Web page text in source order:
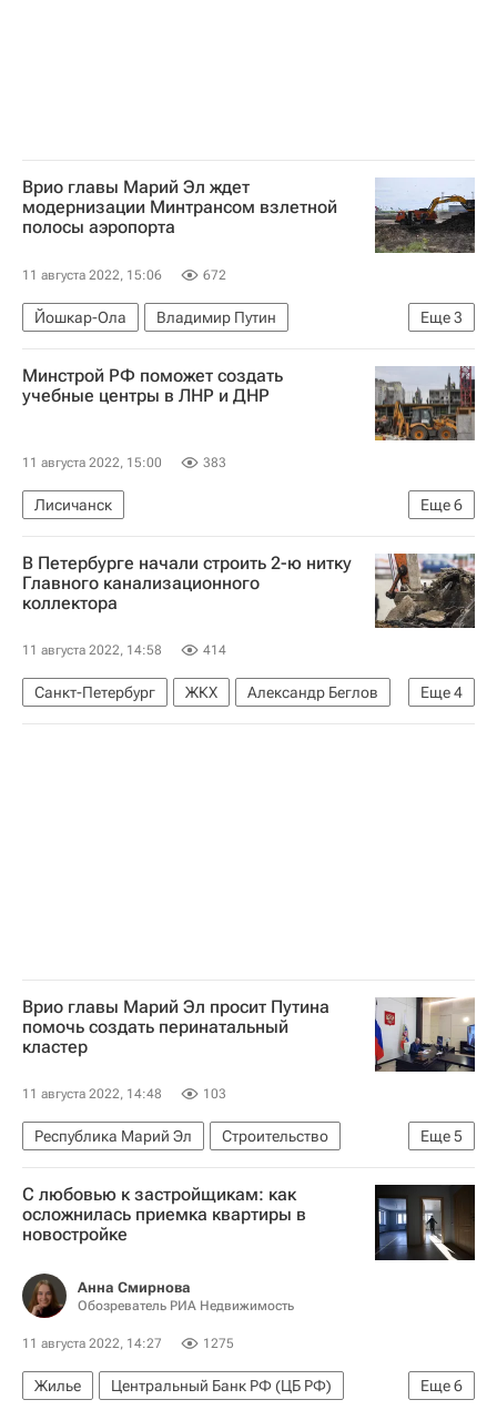
Врио главы Марий Эл ждет
модернизации Минтрансом взлетной
полосы аэропорта
11 августа 2022, 15:06 672
Еще3
Йошкар-Ола
Владимир Путин
Республика Марий Эл
Аэропорты
Министерство транспорта РФ (Минтранс России)
Минстрой РФ поможет создать
учебные центры в ЛНР и ДНР
11 августа 2022, 15:00 383
Еще6
Лисичанск
Министерство строительства и жилищно-коммунального хозяйства РФ (Минстрой России)
Роскапстрой
ЛНР ДНР
Строительство
Строители
В Петербурге начали строить 2-ю нитку
Главного канализационного
коллектора
11 августа 2022, 14:58 414
Еще4
Санкт-Петербург ЖКХ
Александр Беглов
Сергей Степашин
Россия
Врио главы Марий Эл просит Путина
помочь создать перинатальный
кластер
11 августа 2022, 14:48 103
Еще5
Республика Марий Эл
Строительство
Инфраструктура
Социальная инфраструктура
Владимир Путин
Медучреждения
Юрий Зайцев
С любовью к застройщикам: как
осложнилась приемка квартиры в
новостройке
Анна Смирнова
Обозреватель РИА Недвижимость
11 августа 2022, 14:27 1275
Еще6
Жилье Центральный Банк РФ (ЦБ РФ)